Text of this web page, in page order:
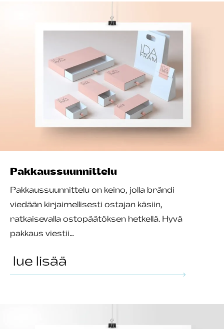
Pakkaus­suunnittelu
Pakkaussuunnittelu on keino, jolla brändi
viedään kirjaimellisesti ostajan käsiin,
ratkaisevalla ostopäätöksen hetkellä. Hyvä
pakkaus viestii…
lue lisää